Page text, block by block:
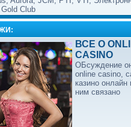
Club
ВСЕ О
CASINO
ОБсуждение
online casino,
казино онлайн
ним связано